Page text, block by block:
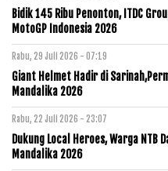
Bidik 145 Ribu Penonton, ITDC
MotoGP Indonesia 2026
Rabu, 29 Juli 2026 - 07:19
Giant Helmet Hadir di
Mandalika 2026
Rabu, 22 Juli 2026 - 23:07
Dukung Local Heroes, Warga NTB
Mandalika 2026